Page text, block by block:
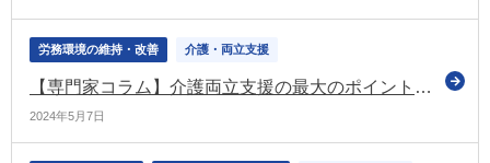
労務環境の維持・改善 介護・両立支援
【専門家コラム】介護両立支援の最大のポイントは、制度の周知とお互い様の雰囲気づくり
2024年5月7日